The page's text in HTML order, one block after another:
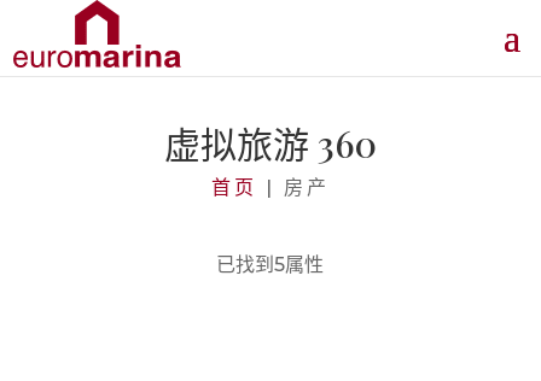
虚拟旅游 360
首页 | 房产
已找到5属性